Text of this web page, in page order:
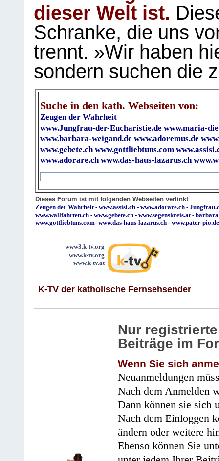
dieser Welt ist.
Schranke, die uns
trennt. »Wir haben
sondern suchen die
Suche in den kath. Webseiten von:
Zeugen der Wahrheit
www.Jungfrau-der-Eucharistie.de www.maria-
www.barbara-weigand.de www.adoremus.de
www.gebete.ch www.gottliebtuns.com
www.adorare.ch www.das-haus-lazarus.ch
Dieses Forum ist mit folgenden Webseiten verlinkt
Zeugen der Wahrheit - www.assisi.ch - www.adorare.ch -
www.wallfahrten.ch - www.gebete.ch - www.segenskreis.at -
www.gottliebtuns.com- www.das-haus-lazarus.ch - www.pater-pio.de
www3.k-tv.org
www.k-tv.org
www.k-tv.at
K-TV der katholische Fernsehsender
Nur
Beiträge im
Wenn Sie sich
Neuanmeldungen
Nach dem Anmelden
Dann können sie sich
Nach dem Einloggen
ändern oder weitere
Ebenso können Sie